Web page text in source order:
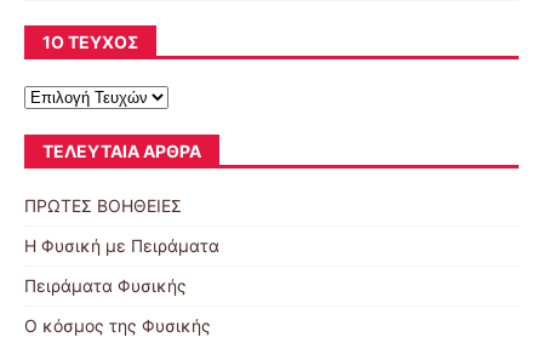
1Ο ΤΕΎΧΟΣ
ΤΕΛΕΥΤΑΊΑ ΆΡΘΡΑ
ΠΡΩΤΕΣ ΒΟΗΘΕΙΕΣ
Η Φυσική με Πειράματα
Πειράματα Φυσικής
Ο κόσμος της Φυσικής